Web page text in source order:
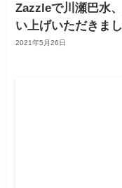
Zazzleで川瀬巴水
い上げいただきまし
2021年5月26日